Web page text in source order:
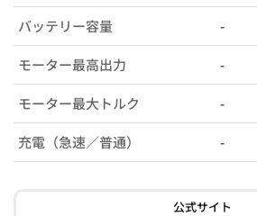
バッテリー容量 -
モーター最高出力 -
モーター最大トルク -
充電（急速／普通） -
公式サイト